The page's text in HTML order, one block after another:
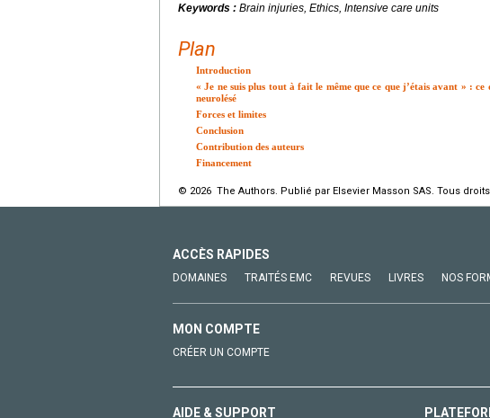
Keywords : Brain injuries, Ethics, Intensive care units
Plan
Introduction
« Je ne suis plus tout à fait le même que ce que j’étais avant » :
neurolésé
Forces et limites
Conclusion
Contribution des auteurs
Financement
© 2026 The Authors. Publié par Elsevier Masson SAS. Tous
ACCÈS RAPIDES
DOMAINES TRAITÉS EMC REVUES LIVRES NOS
MON COMPTE
CRÉER UN COMPTE
AIDE & SUPPORT